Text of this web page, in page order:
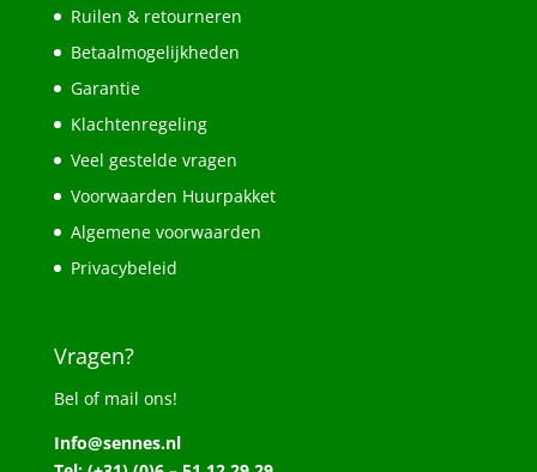
Ruilen & retourneren
Betaalmogelijkheden
Garantie
Klachtenregeling
Veel gestelde vragen
Voorwaarden Huurpakket
Algemene voorwaarden
Privacybeleid
Vragen?
Bel of mail ons!
Info@sennes.nl